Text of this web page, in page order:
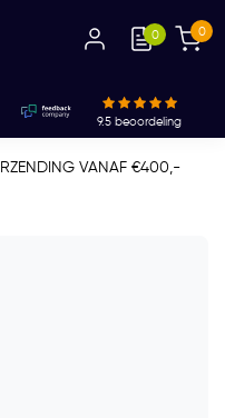
0 0
9.5 beoordeling
VANAF €400,-